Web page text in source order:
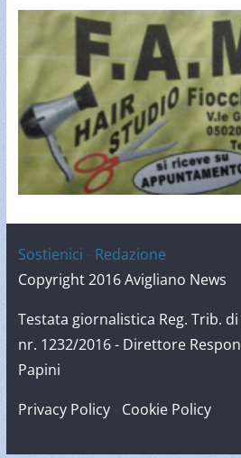
Sostienici
Redazione
Copyright 2016 Avigliano News
Testata giornalistica Reg. Trib.
nr. 1232/2016 - Direttore
Papini
Privacy Policy- Cookie Policy